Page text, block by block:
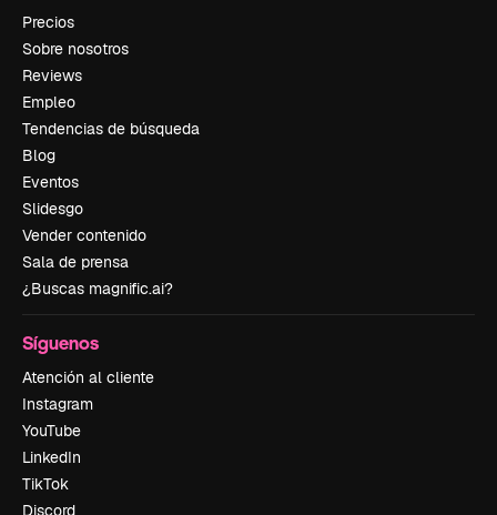
Precios
Sobre nosotros
Reviews
Empleo
Tendencias de búsqueda
Blog
Eventos
Slidesgo
Vender contenido
Sala de prensa
¿Buscas magnific.ai?
Síguenos
Atención al cliente
Instagram
YouTube
LinkedIn
TikTok
Discord